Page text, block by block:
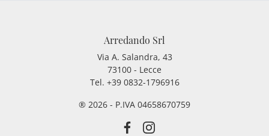
Arredando Srl
Via A. Salandra, 43
73100 - Lecce
Tel. +39 0832-1796916
® 2026 - P.IVA 04658670759